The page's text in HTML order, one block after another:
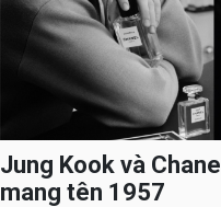
Jung Kook và
mang tên 1957